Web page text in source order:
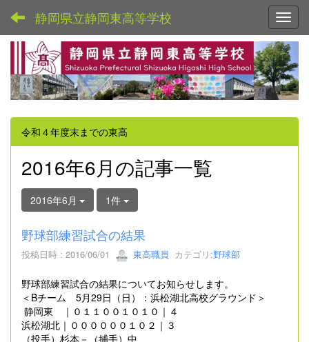
静岡県立静岡東高等学校
令和４年度末までの東高
2016年6月の記事一覧
2016年6月 1件
野球部練習試合の結果
投稿日時 : 2016/06/01 東高職員 カテゴリ:野球部
野球部練習試合の結果についてお知らせします。
＜Bチーム 5月29日（日）：浜松湖北高校グラウンド＞
静岡東 ｜０１１００１０１０｜４
浜松湖北｜００００００１０２｜３
（投手）杉本－（捕手）中